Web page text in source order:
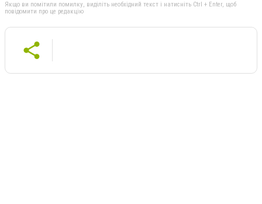
Якщо ви помітили помилку, виділіть необхідний текст і натисніть Ctrl + Enter, щоб
повідомити про це редакцію